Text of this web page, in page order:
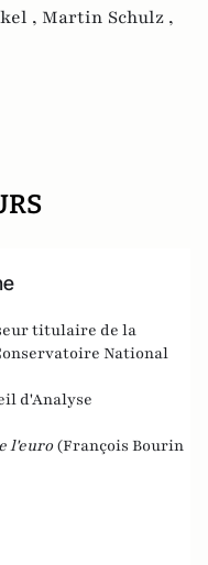
, Martin Schulz ,
titulaire de la
National
d'Analyse
l'euro(François Bourin